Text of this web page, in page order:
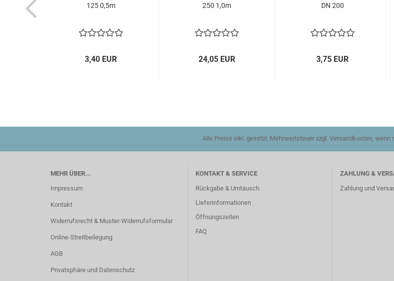
125 0,5m
3,40 EUR
250 1,0m
24,05 EUR
DN 200
3,75 EUR
Alle Preise inkl. gesetzl. Mehrwertsteuer zzgl. Versandkosten, wenn
MEHR ÜBER...
Impressum
Kontakt
Widerrufsrecht & Muster-Widerrufsformular
Online-Streitbeilegung
AGB
Privatsphäre und Datenschutz
KONTAKT & SERVICE
Rückgabe & Umtausch
Lieferinformationen
Öffnungszeiten
FAQ
ZAHLUNG &
Zahlung und